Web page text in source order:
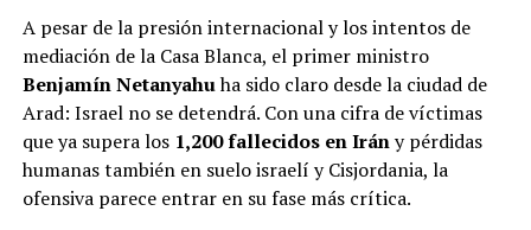
A pesar de la presión internacional y los intentos de
mediación de la Casa Blanca, el primer ministro
Benjamín Netanyahuha sido claro desde la ciudad de
Arad: Israel no se detendrá. Con una cifra de víctimas
que ya supera los 1,200 fallecidos en Irány pérdidas
humanas también en suelo israelí y Cisjordania, la
ofensiva parece entrar en su fase más crítica.